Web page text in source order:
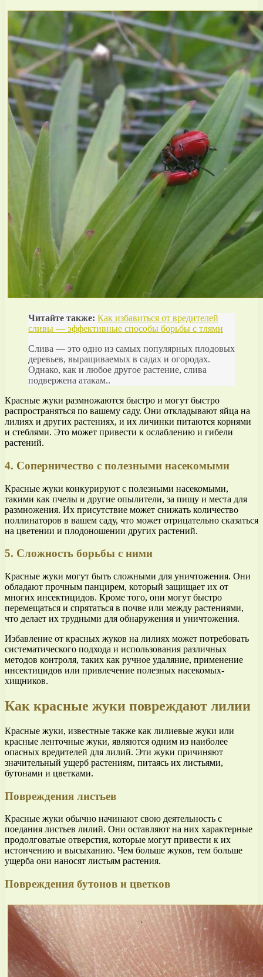
Читайте также: Как избавиться от вредителей
сливы — эффективные способы борьбы с тлями
Слива — это одно из самых популярных плодовых
деревьев, выращиваемых в садах и огородах.
Однако, как и любое другое растение, слива
подвержена атакам..
Красные жуки размножаются быстро и могут быстро
распространяться по вашему саду. Они откладывают яйца на
лилиях и других растениях, и их личинки питаются корнями
и стеблями. Это может привести к ослаблению и гибели
растений.
4. Соперничество с полезными насекомыми
Красные жуки конкурируют с полезными насекомыми,
такими как пчелы и другие опылители, за пищу и места для
размножения. Их присутствие может снижать количество
поллинаторов в вашем саду, что может отрицательно сказаться
на цветении и плодоношении других растений.
5. Сложность борьбы с ними
Красные жуки могут быть сложными для уничтожения. Они
обладают прочным панцирем, который защищает их от
многих инсектицидов. Кроме того, они могут быстро
перемещаться и спрятаться в почве или между растениями,
что делает их трудными для обнаружения и уничтожения.
Избавление от красных жуков на лилиях может потребовать
систематического подхода и использования различных
методов контроля, таких как ручное удаляние, применение
инсектицидов или привлечение полезных насекомых-
хищников.
Как красные жуки повреждают лилии
Красные жуки, известные также как лилиевые жуки или
красные ленточные жуки, являются одним из наиболее
опасных вредителей для лилий. Эти жуки причиняют
значительный ущерб растениям, питаясь их листьями,
бутонами и цветками.
Повреждения листьев
Красные жуки обычно начинают свою деятельность с
поедания листьев лилий. Они оставляют на них характерные
продолговатые отверстия, которые могут привести к их
истончению и высыханию. Чем больше жуков, тем больше
ущерба они наносят листьям растения.
Повреждения бутонов и цветков